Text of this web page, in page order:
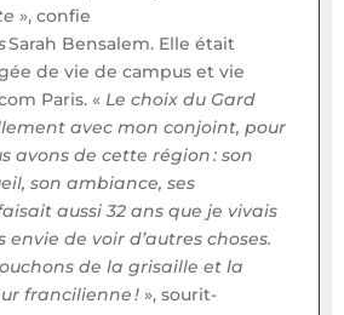
», confie
Sarah Bensalem. Elle était
de vie de campus et vie
Paris. « Le choix du Gard
avec mon conjoint, pour
avons de cette région : son
son ambiance, ses
aussi 32 ans que je vivais
envie de voir d’autres choses.
de la grisaille et la
francilienne ! », sourit-